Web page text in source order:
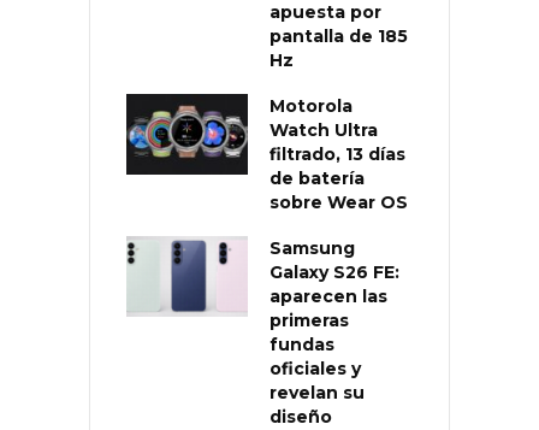
apuesta por
pantalla de 185
Hz
Motorola
Watch Ultra
filtrado, 13 días
de batería
sobre Wear OS
Samsung
Galaxy S26 FE:
aparecen las
primeras
fundas
oficiales y
revelan su
diseño